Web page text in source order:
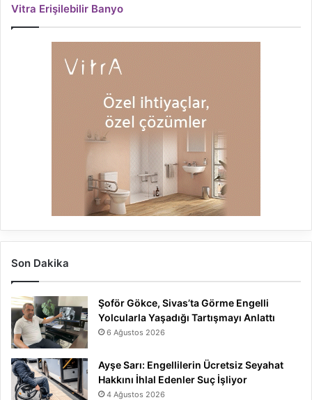
Vitra Erişilebilir Banyo
Son Dakika
Şoför Gökce, Sivas’ta Görme Engelli
Yolcularla Yaşadığı Tartışmayı Anlattı
6 Ağustos 2026
Ayşe Sarı: Engellilerin Ücretsiz Seyahat
Hakkını İhlal Edenler Suç İşliyor
4 Ağustos 2026